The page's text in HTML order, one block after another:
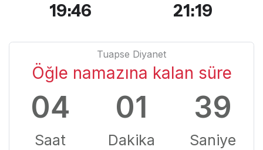
19:46 21:19
Tuapse Diyanet
Öğle namazına kalan süre
04
Saat
01
Dakika
38
Saniye